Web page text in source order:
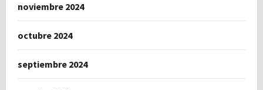
noviembre 2024
octubre 2024
septiembre 2024